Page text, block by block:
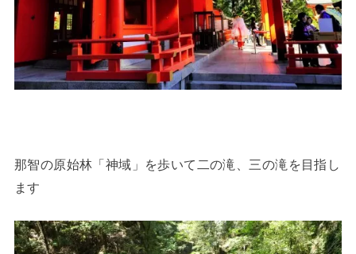
那智の原始林「神域」を歩いて二の滝、三の滝を目指し
ます